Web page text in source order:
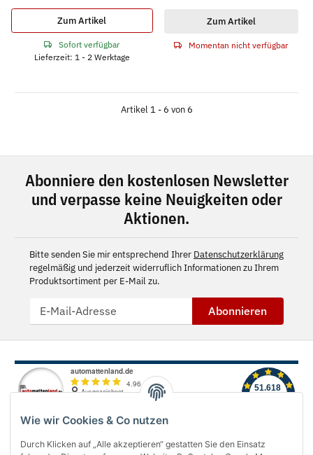
Wie wir Cookies & Co nutzen
Durch Klicken auf „Alle akzeptieren“ gestatten Sie den Einsatz
Zum Artikel
Sofort verfügbar
Lieferzeit: 1 - 2 Werktage
Zum Artikel
Momentan nicht verfügbar
Artikel 1 - 6 von 6
Abonniere den kostenlosen Newsletter
und verpasse keine Neuigkeiten oder
Aktionen.
Bitte senden Sie mir entsprechend Ihrer Datenschutzerklärung
regelmäßig und jederzeit widerruflich Informationen zu Ihrem
Produktsortiment per E-Mail zu.
Abonnieren